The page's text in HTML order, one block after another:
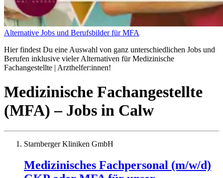
Alternative Jobs und Berufsbilder für MFA
Hier findest Du eine Auswahl von ganz unterschiedlichen Jobs und
Berufen inklusive vieler Alternativen für Medizinische
Fachangestellte | Arzthelfer:innen!
Medizinische Fachangestellte
(MFA) – Jobs in Calw
Starnberger Kliniken GmbH
Medizinisches Fachpersonal (m/w/d)